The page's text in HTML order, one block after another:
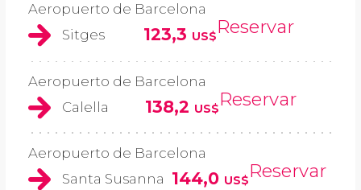
Aeropuerto de Barcelona
Sitges
123,3 US$Reservar
Aeropuerto de Barcelona
Calella
138,2 US$Reservar
Aeropuerto de Barcelona
Santa Susanna 144,0 US$Reservar